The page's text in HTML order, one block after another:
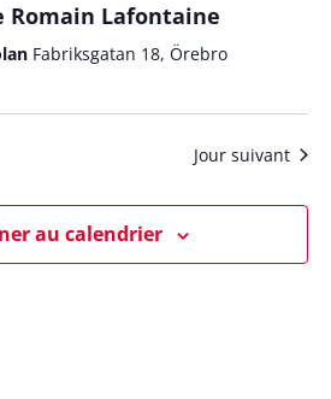
de
vues
Romain Lafontaine
Fabriksgatan 18, Örebro
Jour suivant
au calendrier